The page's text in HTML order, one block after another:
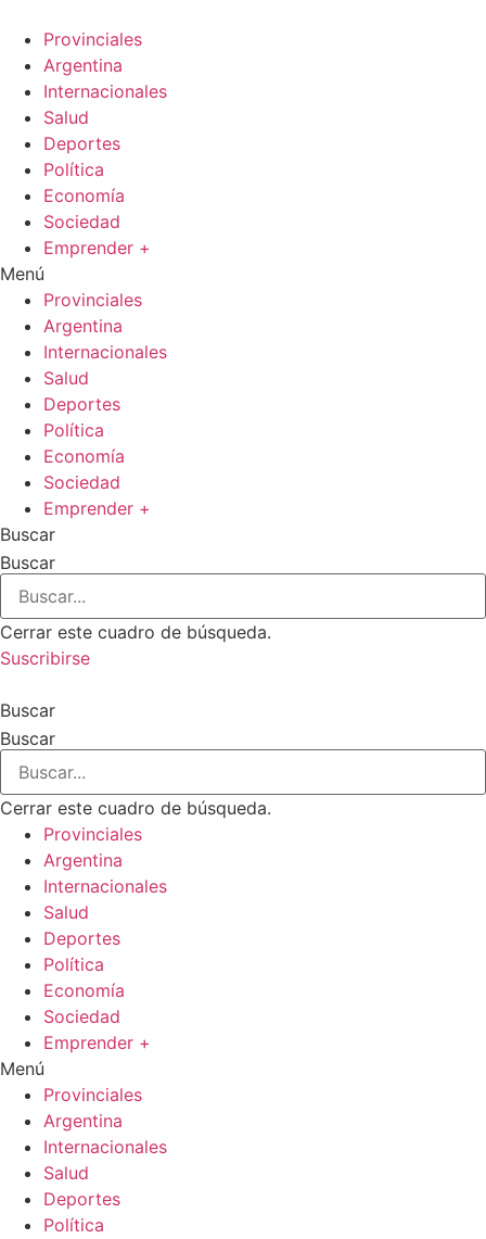
contenido
Provinciales
Argentina
Internacionales
Salud
Deportes
Política
Economía
Sociedad
Emprender +
Menú
Provinciales
Argentina
Internacionales
Salud
Deportes
Política
Economía
Sociedad
Emprender +
Buscar
Buscar
Cerrar este cuadro de búsqueda.
Suscribirse
Buscar
Buscar
Cerrar este cuadro de búsqueda.
Provinciales
Argentina
Internacionales
Salud
Deportes
Política
Economía
Sociedad
Emprender +
Menú
Provinciales
Argentina
Internacionales
Salud
Deportes
Política